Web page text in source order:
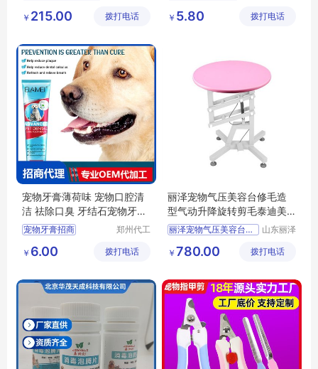
狗狗及用品
有限公司
￥ 215.00 拨打电话
宠物清洁手套定制
技有限公
￥ 5.80 拨打电话
宠物牙膏薄荷味 宠物口腔清
洁 祛除口臭 牙结石宠物牙膏
批发定制
宠物牙膏招商
宠物牙膏批发
宠物口腔清洁定制
郑州代工
技有限公
￥ 6.00 拨打电话
丽泽宠物气压美容台修毛造
型气动升降旋转剪毛泰迪美
容桌
丽泽宠物气压美容台修毛造型气动升降旋转剪毛泰迪美容桌
狗狗及用品
山东丽泽
有限公司
￥ 780.00 拨打电话